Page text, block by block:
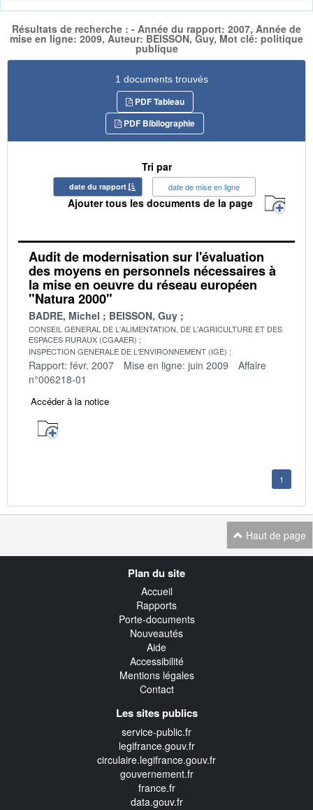
Résultats de recherche : - Année du rapport: 2007, Année de
mise en ligne: 2009, Auteur: BEISSON, Guy, Mot clé: politique
publique
1 documents trouvés
PDF Tableau
PDF Bibliographie
Tri par
date du rapport date de mise en ligne
Ajouter tous les documents de la page
Audit de modernisation sur l'évaluation
des moyens en personnels nécessaires à
la mise en oeuvre du réseau européen
"Natura 2000"
BADRE, Michel BEISSON, Guy
CONSEIL GENERAL DE L'ALIMENTATION, DE L'AGRICULTURE ET DES
ESPACES RURAUX (CGAAER)
INSPECTION GENERALE DE L'ENVIRONNEMENT (IGE)
Rapport: févr. 2007 Mise en ligne: juin 2009
Affaire
n°006218-01
Accéder à la notice
1
Haut de page
Plan du site
Accueil
Rapports
Porte-documents
Nouveautés
Aide
Accessibilité
Mentions légales
Contact
Les sites publics
service-public.fr
legifrance.gouv.fr
circulaire.legifrance.gouv.fr
gouvernement.fr
france.fr
data.gouv.fr